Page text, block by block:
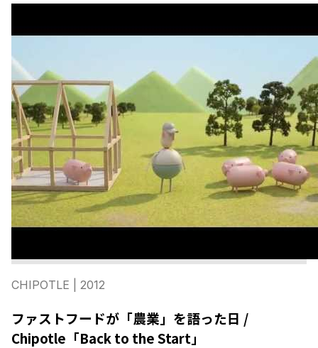
CHIPOTLE | 2012
ファストフードが「農業」を語った日 /
Chipotle「Back to the Start」